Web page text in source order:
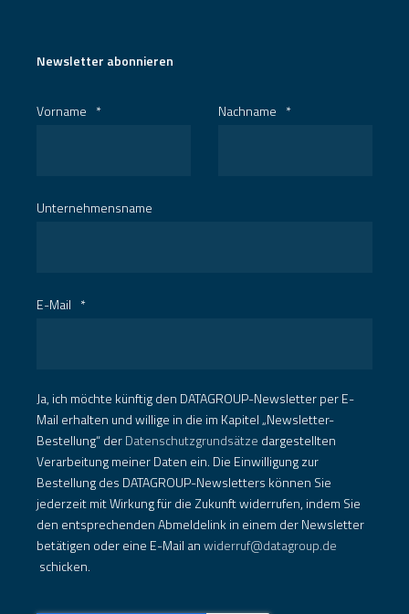
Newsletter abonnieren
Vorname * Nachname *
Unternehmensname
E-Mail *
Ja, ich möchte künftig den DATAGROUP-Newsletter per E-
Mail erhalten und willige in die im Kapitel „Newsletter-
Bestellung“ derDatenschutzgrundsätze dargestellten
Verarbeitung meiner Daten ein. Die Einwilligung zur
Bestellung des DATAGROUP-Newsletters können Sie
jederzeit mit Wirkung für die Zukunft widerrufen, indem Sie
den entsprechenden Abmeldelink in einem der Newsletter
betätigen oder eine E-Mail anwiderruf@datagroup.de
schicken.